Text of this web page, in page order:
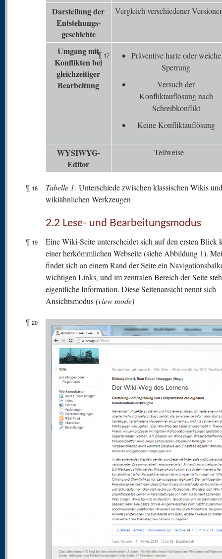
Darstellung der
Entstehungs-
geschichte
Vergleich verschiedener
Umgang mit
Konflikten bei
gleichzeitiger
Bearbeitung
¶ 17
Präventive harte oder weiche
Sperrung
Versuch der
Konfliktauflösung nach
Schreibkonflikt
Keine Konfliktauflösung
WYSIWYG-
Editor
Teilweise
¶ 18 Tabelle 1: Unterschiede zwischen klassischen Wikis und
wikiähnlichen Werkzeugen
2.2 Lese- und Bearbeitungsmodus
¶ 19
Eine Wiki-Seite unterscheidet sich auf den ersten Blick
einer herkömmlichen Webseite (siehe Abbildung 1).
findet sich an einem Rand der Seite ein
wichtigen Links, und im zentralen Bereich der Seite
eigentliche Information. Diese Seitenansicht nennt sich
Ansichtsmodus(view mode)
¶ 20